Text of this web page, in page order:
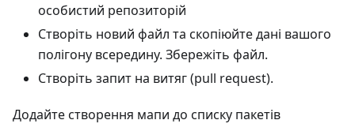
особистий репозиторій
Створіть новий файл та скопіюйте дані вашого
полігону всередину. Збережіть файл.
Створіть запит на витяг (pull request).
Додайте створення мапи до списку пакетів